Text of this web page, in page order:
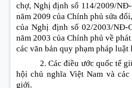
chợ, Nghị định số 114/2009/
năm 2009 của Chính phủ sửa
của Nghị định số 02/2003/NĐ-
năm 2003 của Chính phủ về
các văn bản quy phạm pháp luật
2. Các điều ước quốc tế
hội chủ nghĩa Việt Nam và
giới.